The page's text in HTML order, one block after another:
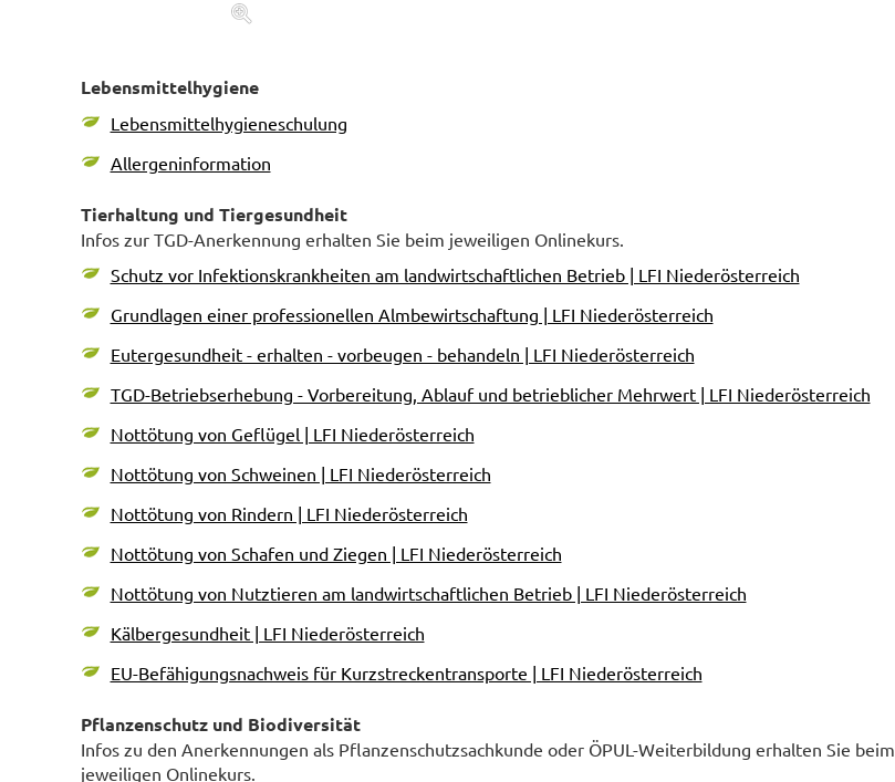
Lebensmittelhygiene
Lebensmittelhygieneschulung
Allergeninformation
Tierhaltung und Tiergesundheit
Infos zur TGD-Anerkennung erhalten Sie beim jeweiligen Onlinekurs.
Schutz vor Infektionskrankheiten am landwirtschaftlichen Betrieb | LFI Niederösterreich
Grundlagen einer professionellen Almbewirtschaftung | LFI Niederösterreich
Eutergesundheit - erhalten - vorbeugen - behandeln | LFI Niederösterreich
TGD-Betriebserhebung - Vorbereitung, Ablauf und betrieblicher Mehrwert | LFI Niederösterreich
Nottötung von Geflügel | LFI Niederösterreich
Nottötung von Schweinen | LFI Niederösterreich
Nottötung von Rindern | LFI Niederösterreich
Nottötung von Schafen und Ziegen | LFI Niederösterreich
Nottötung von Nutztieren am landwirtschaftlichen Betrieb | LFI Niederösterreich
Kälbergesundheit | LFI Niederösterreich
EU-Befähigungsnachweis für Kurzstreckentransporte | LFI Niederösterreich
Pflanzenschutz und Biodiversität
Infos zu den Anerkennungen als Pflanzenschutzsachkunde oder ÖPUL-Weiterbildung erhalten Sie beim
jeweiligen Onlinekurs.